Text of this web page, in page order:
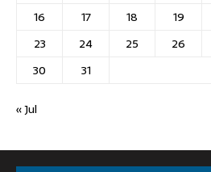
16
17 18 19
23
24 25 26
30
31
« Jul